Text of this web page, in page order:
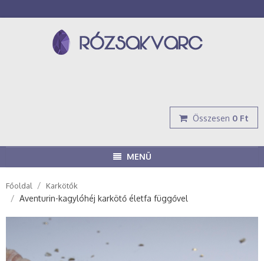
Összesen 0 Ft
MENÜ
Főoldal / Karkötők
/ Aventurin-kagylóhéj karkötő életfa függővel